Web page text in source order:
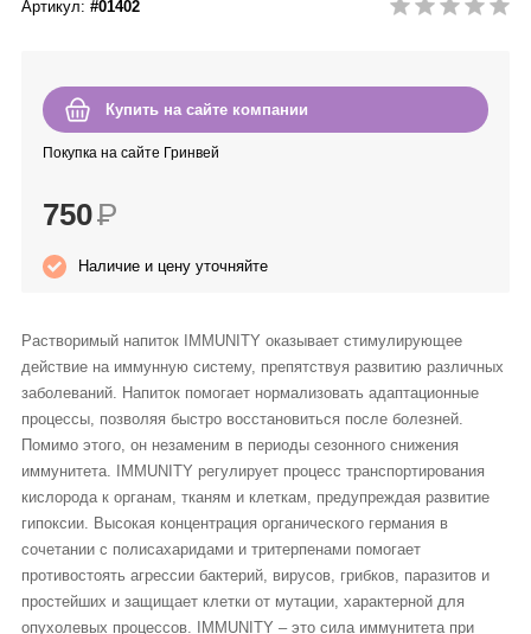
Intilia
Happy Dew
Enjoy Care
Green Minds
Артикул: #01402
Купить на сайте компании
Покупка на сайте Гринвей
750Р
Наличие и цену уточняйте
Растворимый напиток IMMUNITY оказывает стимулирующее
действие на иммунную систему, препятствуя развитию различных
заболеваний. Напиток помогает нормализовать адаптационные
процессы, позволяя быстро восстановиться после болезней.
Помимо этого, он незаменим в периоды сезонного снижения
иммунитета. IMMUNITY регулирует процесс транспортирования
кислорода к органам, тканям и клеткам, предупреждая развитие
гипоксии. Высокая концентрация органического германия в
сочетании с полисахаридами и тритерпенами помогает
противостоять агрессии бактерий, вирусов, грибков, паразитов и
простейших и защищает клетки от мутации, характерной для
опухолевых процессов. IMMUNITY – это сила иммунитета при